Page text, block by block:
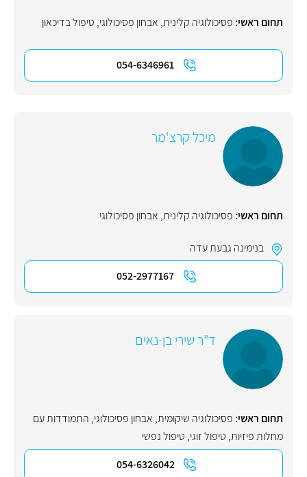
תחום ראשי: פסיכולוגיה קלינית, אבחון פסיכולוגי, טיפול בדיכאון
054-6346961
מיכל קרצ'מר
תחום ראשי: פסיכולוגיה קלינית, אבחון פסיכולוגי
בנימינה גבעת עדה
052-2977167
ד"ר שירי בן-נאים
תחום ראשי: פסיכולוגיה שיקומית, אבחון פסיכולוגי, התמודדות עם
מחלות פיזיות, טיפול זוגי, טיפול נפשי
054-6326042